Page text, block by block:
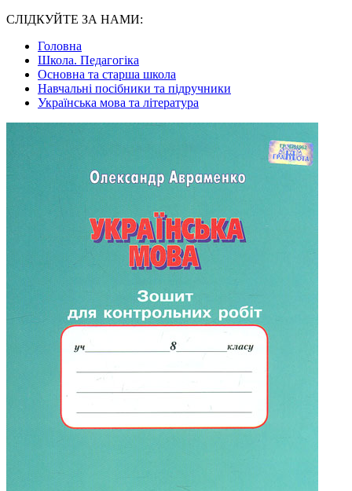
СЛІДКУЙТЕ ЗА НАМИ:
Головна
Школа. Педагогіка
Основна та старша школа
Навчальні посібники та підручники
Українська мова та література